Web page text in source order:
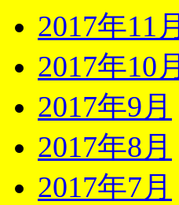
2017年11月
2017年10月
2017年9月
2017年8月
2017年7月